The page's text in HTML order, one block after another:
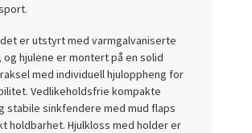
er utstyrt med varmgalvaniserte
og hjulene er montert på en solid
med individuell hjuloppheng for
Vedlikeholdsfrie kompakte
stabile sinkfendere med mud flaps
holdbarhet. Hjulkloss med holder er